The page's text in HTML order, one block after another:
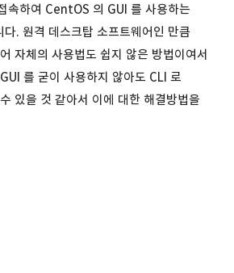
속하여 CentOS 의 GUI 를 사용하는
. 원격 데스크탑 소프트웨어인 만큼
자체의 사용법도 쉽지 않은 방법이여서
를 굳이 사용하지 않아도 CLI 로
있을 것 같아서 이에 대한 해결방법을